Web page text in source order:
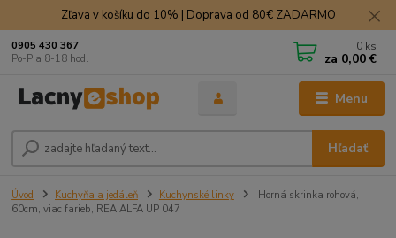
Zľava v košíku do 10% | Doprava od 80€ ZADARMO
Menu
Hľadať
0905 430 367
Po-Pia 8-18 hod.
0 ks
za 0,00 €
Úvod Kuchyňa a jedáleň Kuchynské linky
Horná skrinka rohová,
60cm, viac farieb, REA ALFA UP 047